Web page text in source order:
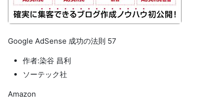
Google AdSense 成功の法則 57
作者:染谷 昌利
ソーテック社
Amazon